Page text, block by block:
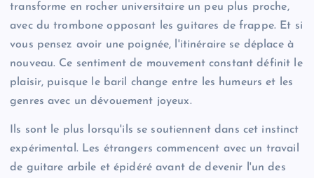
transforme en rocher universitaire un peu plus proche,
avec du trombone opposant les guitares de frappe. Et si
vous pensez avoir une poignée, l'itinéraire se déplace à
nouveau. Ce sentiment de mouvement constant définit le
plaisir, puisque le baril change entre les humeurs et les
genres avec un dévouement joyeux.
Ils sont le plus lorsqu'ils se soutiennent dans cet instinct
expérimental. Les étrangers commencent avec un travail
de guitare arbile et épidéré avant de devenir l'un des